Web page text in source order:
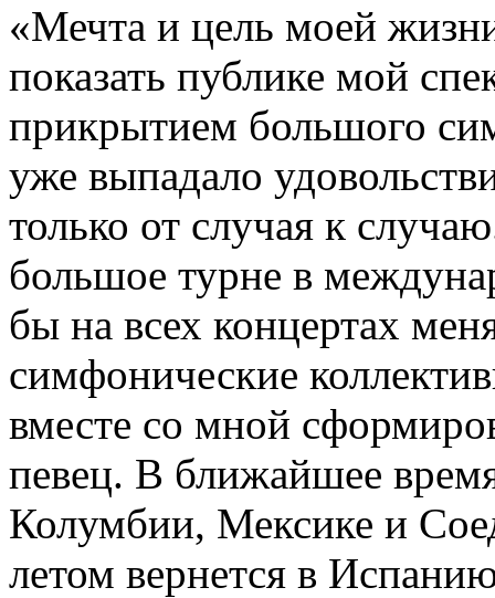
«Мечта и цель моей
показать публике мой
прикрытием большого
уже выпадало
только от случая к
большое турне в
бы на всех концертах
симфонические
вместе со мной
певец. В ближайшее
Колумбии, Мексике и
летом вернется в